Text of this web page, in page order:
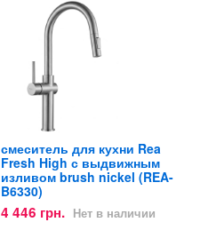
смеситель для кухни Rea
Fresh High с выдвижным
изливом brush nickel (REA-
B6330)
4 446 грн. Нет в наличии